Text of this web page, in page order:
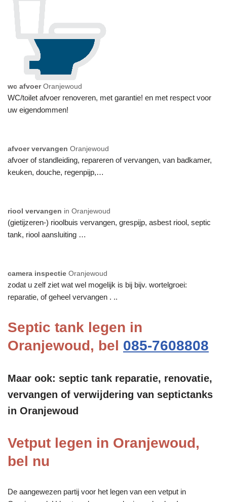
wc afvoer Oranjewoud
WC/toilet afvoer renoveren, met garantie! en met respect voor
uw eigendommen!
afvoer vervangen Oranjewoud
afvoer of standleiding, repareren of vervangen, van badkamer,
keuken, douche, regenpijp,…
riool vervangen in Oranjewoud
(gietijzeren-) rioolbuis vervangen, grespijp, asbest riool, septic
tank, riool aansluiting …
camera inspectie Oranjewoud
zodat u zelf ziet wat wel mogelijk is bij bijv. wortelgroei:
reparatie, of geheel vervangen . ..
Septic tank legen in
Oranjewoud, bel 085-7608808
Maar ook: septic tank reparatie, renovatie,
vervangen of verwijdering van septictanks
in Oranjewoud
Vetput legen in Oranjewoud,
bel nu
De aangewezen partij voor het legen van een vetput in